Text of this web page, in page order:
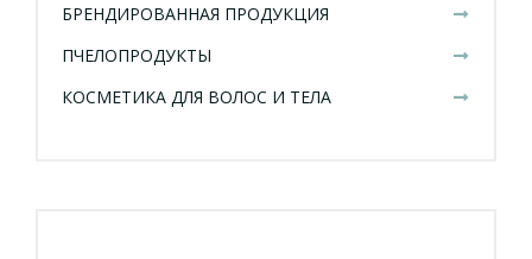
БРЕНДИРОВАННАЯ ПРОДУКЦИЯ
ПЧЕЛОПРОДУКТЫ
КОСМЕТИКА ДЛЯ ВОЛОС И ТЕЛА